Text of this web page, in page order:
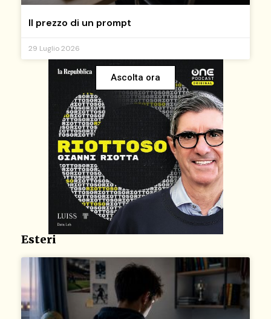
Il prezzo di un prompt
29 Luglio 2026
Ascolta ora
Esteri